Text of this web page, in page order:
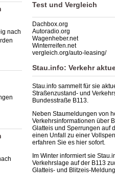
nach
Test und Vergleich
Dachbox.org
Autoradio.org
Wagenheber.net
Winterreifen.net
vergleich.org/auto-leasing/
Stau.info: Verkehr
Stau.info sammelt für sie
Straßenzustand- und
Bundesstraße B113.
Neben Staumeldungen von
Verkehrsinformationen über
Glatteis und Sperrungen auf
einen Unfall zu einer
erfahren Sie es hier sofort.
Im Winter informiert sie
Verkehrslage auf der B113
Glatteis- und Blitzeis-